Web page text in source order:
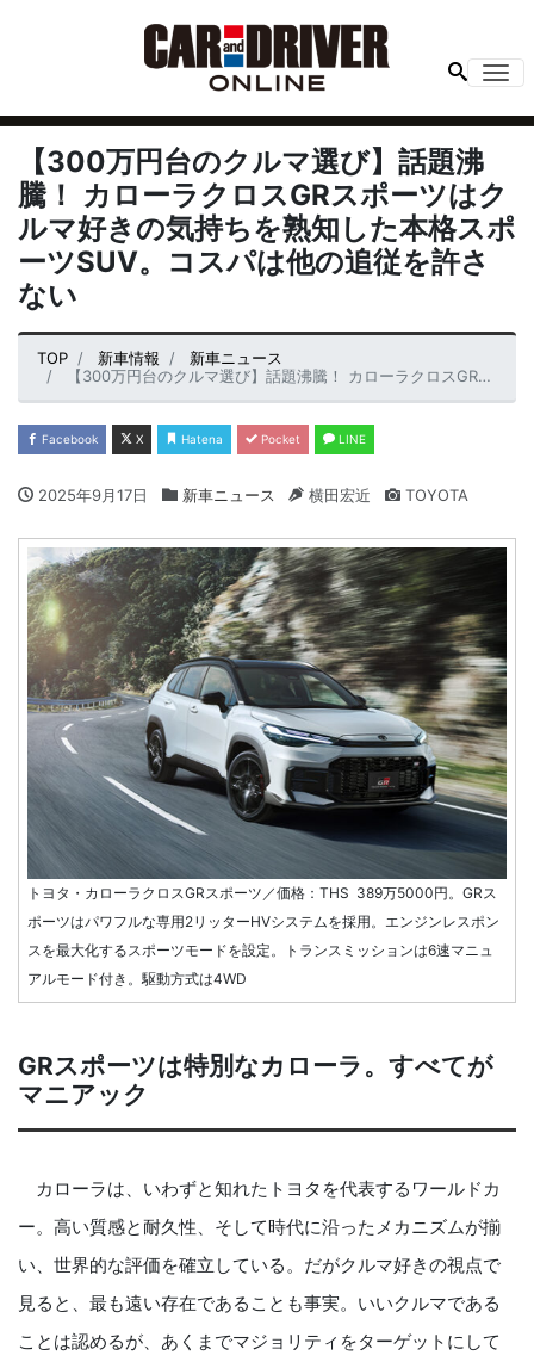
【300万円台のクルマ選び】話題沸
騰！ カローラクロスGRスポーツはク
ルマ好きの気持ちを熟知した本格スポ
ーツSUV。コスパは他の追従を許さ
ない
TOP 新車情報
新車ニュース
【300万円台のクルマ選び】話題沸騰！ カローラクロスGRスポーツはクルマ好きの気持ちを熟知した本格スポーツSUV。コスパは他の追従を許さない
Facebook X Hatena Pocket LINE
2025年9月17日 新車ニュース 横田宏近 TOYOTA
トヨタ・カローラクロスGRスポーツ／価格：THS 389万5000円。GRス
ポーツはパワフルな専用2リッターHVシステムを採用。エンジンレスポン
スを最大化するスポーツモードを設定。トランスミッションは6速マニュ
アルモード付き。駆動方式は4WD
GRスポーツは特別なカローラ。すべてが
マニアック
カローラは、いわずと知れたトヨタを代表するワールドカ
ー。高い質感と耐久性、そして時代に沿ったメカニズムが揃
い、世界的な評価を確立している。だがクルマ好きの視点で
見ると、最も遠い存在であることも事実。いいクルマである
ことは認めるが、あくまでマジョリティをターゲットにして